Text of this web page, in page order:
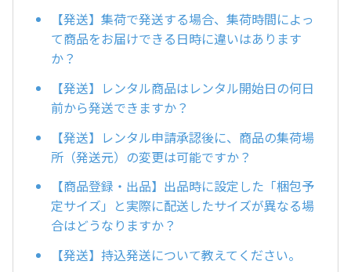
【発送】集荷で発送する場合、集荷時間によっ
て商品をお届けできる日時に違いはあります
か？
【発送】レンタル商品はレンタル開始日の何日
前から発送できますか？
【発送】レンタル申請承認後に、商品の集荷場
所（発送元）の変更は可能ですか？
【商品登録・出品】出品時に設定した「梱包予
定サイズ」と実際に配送したサイズが異なる場
合はどうなりますか？
【発送】持込発送について教えてください。